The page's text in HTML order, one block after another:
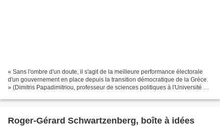
« Sans l'ombre d'un doute, il s'agit de la meilleure performance électorale
d'un gouvernement en place depuis la transition démocratique de la Grèce.
» (Dimitris Papadimitriou, professeur de sciences politiques à l'Université de
Roger-Gérard Schwartzenberg, boîte à idées